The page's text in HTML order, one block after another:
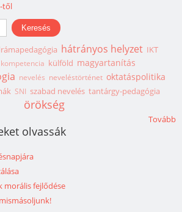
től
hátrányos helyzet IKT
kompetencia külföld magyartanítás
nevelés neveléstörténet oktatáspolitika
SNI szabad nevelés tantárgy-pedagógia
örökség
Tovább
olvassák
morális fejlődése